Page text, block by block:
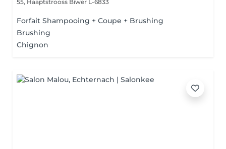
55, Haaptstrooss Biwer L-6833
Forfait Shampooing + Coupe + Brushing
Brushing
Chignon